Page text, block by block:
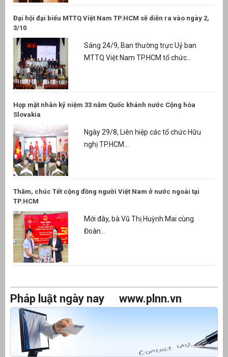
Đại hội đại biểu MTTQ Việt Nam TP.HCM sẽ diễn ra vào ngày 2,
3/10
Sáng 24/9, Ban thường trực Uỷ ban
MTTQ Việt Nam TP.HCM tổ chức...
Họp mặt nhân kỷ niệm 33 năm Quốc khánh nước Cộng hòa
Slovakia
Ngày 29/8, Liên hiệp các tổ chức Hữu
nghị TP.HCM...
Thăm, chúc Tết cộng đồng người Việt Nam ở nước ngoài tại
TP.HCM
Mới đây, bà Vũ Thị Huỳnh Mai cùng
Đoàn...
Pháp luật ngày nay www.plnn.vn